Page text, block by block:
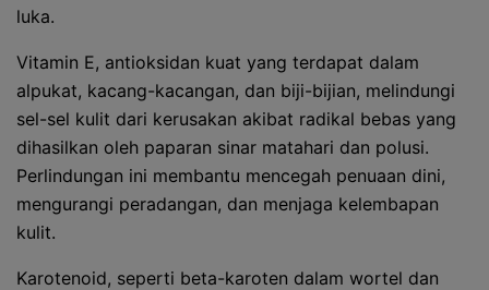
luka.
Vitamin E, antioksidan kuat yang terdapat dalam
alpukat, kacang-kacangan, dan biji-bijian, melindungi
sel-sel kulit dari kerusakan akibat radikal bebas yang
dihasilkan oleh paparan sinar matahari dan polusi.
Perlindungan ini membantu mencegah penuaan dini,
mengurangi peradangan, dan menjaga kelembapan
kulit.
Karotenoid, seperti beta-karoten dalam wortel dan